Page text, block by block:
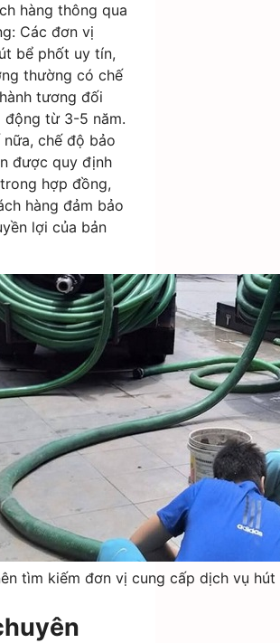
hàng thông qua
Các đơn vị
bể phốt uy tín,
thường có chế
tương đối
động từ 3-5 năm.
nữa, chế độ bảo
được quy định
hợp đồng,
hàng đảm bảo
lợi của bản
tìm kiếm đơn vị cung cấp dịch vụ